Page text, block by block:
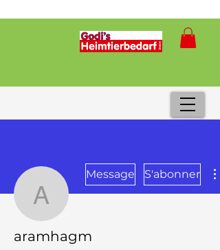
aramhagm
Message S'abonner
aramhagm